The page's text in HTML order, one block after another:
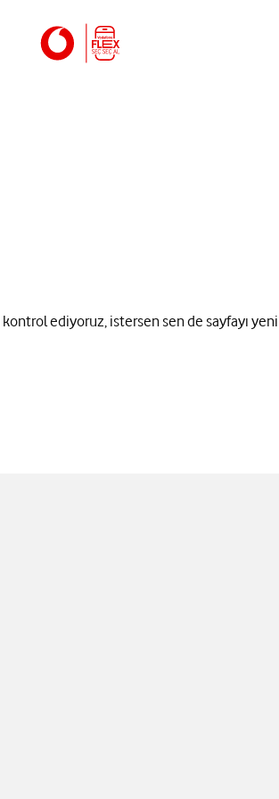
ediyoruz, istersen sen de sayfayı